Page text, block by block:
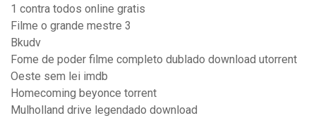
1 contra todos online gratis
Filme o grande mestre 3
Bkudv
Fome de poder filme completo dublado download utorrent
Oeste sem lei imdb
Homecoming beyonce torrent
Mulholland drive legendado download